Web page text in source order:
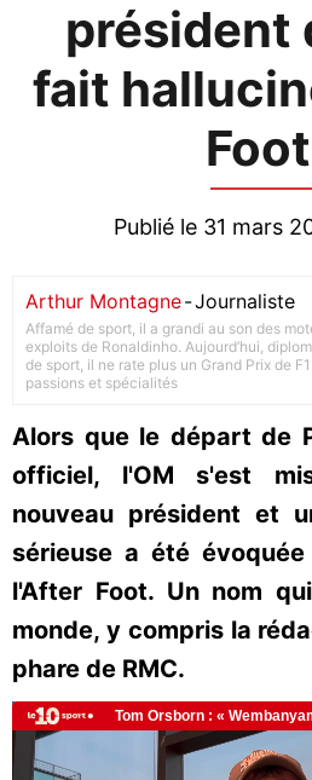
président
fait
Publié le 31 mars
Arthur Montagne-Journaliste
Affamé de sport, il a grandi au son des
exploits de Ronaldinho. Aujourd’hui,
de sport, il ne rate plus un Grand Prix de
passions et spécialités
Alors que le départ de
officiel, l'OM s'est
nouveau président et
sérieuse a été
l'After Foot. Un nom
monde, y compris la
phare de RMC.